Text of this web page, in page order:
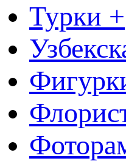
Турки +